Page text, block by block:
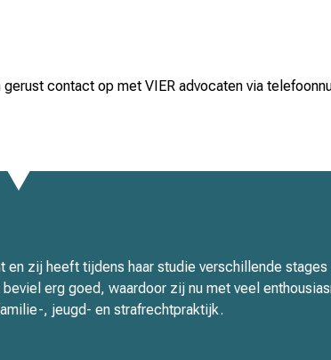
geregistreerd partnerschap nog steeds
contact op met VIER advocaten via
zij heeft tijdens haar studie verschillende
erg goed, waardoor zij nu met veel
, jeugd- en strafrechtpraktijk.